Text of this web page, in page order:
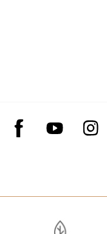
Facebook
YouTube